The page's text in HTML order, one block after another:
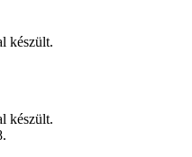
készült.
készült.